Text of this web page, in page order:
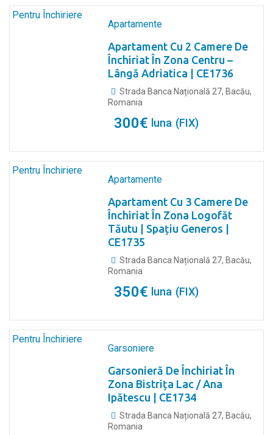
Pentru Închiriere
Apartamente
Apartament Cu 2 Camere De
Închiriat În Zona Centru –
Lângă Adriatica | CE1736
Strada Banca Națională 27, Bacău,
Romania
300€ luna (FIX)
Pentru Închiriere
Apartamente
Apartament Cu 3 Camere De
Închiriat În Zona Logofăt
Tăutu | Spațiu Generos |
CE1735
Strada Banca Națională 27, Bacău,
Romania
350€ luna (FIX)
Pentru Închiriere
Garsoniere
Garsonieră De Închiriat În
Zona Bistrița Lac / Ana
Ipătescu | CE1734
Strada Banca Națională 27, Bacău,
Romania